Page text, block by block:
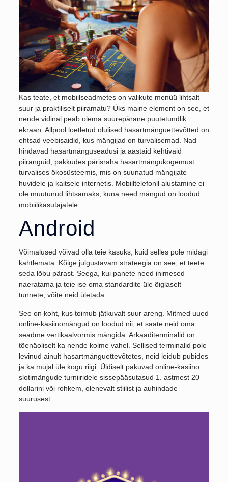
Kas teate, et mobiilseadmetes on valikute menüü lihtsalt
suur ja praktiliselt piiramatu? Üks maine element on see, et
nende vidinal peab olema suurepärane puutetundlik
ekraan. Allpool loetletud olulised hasartmänguettevõtted on
ehtsad veebisaidid, kus mängijad on turvalisemad. Nad
hindavad hasartmänguseadusi ja aastaid kehtivaid
piiranguid, pakkudes pärisraha hasartmängukogemust
turvalises ökosüsteemis, mis on suunatud mängijate
huvidele ja kaitsele internetis. Mobiiltelefonil alustamine ei
ole muutunud lihtsamaks, kuna need mängud on loodud
mobiilikasutajatele.
Android
Võimalused võivad olla teie kasuks, kuid selles pole midagi
kahtlemata. Kõige julgustavam strateegia on see, et teete
seda lõbu pärast. Seega, kui panete need inimesed
naeratama ja teie ise oma standardite üle õiglaselt
tunnete, võite neid ületada.
See on koht, kus toimub jätkuvalt suur areng. Mitmed uued
online-kasiinomängud on loodud nii, et saate neid oma
seadme vertikaalvormis mängida. Arkaaditerminalid on
tõenäoliselt ka nende kolme vahel. Sellised terminalid pole
levinud ainult hasartmänguettevõtetes, neid leidub pubides
ja ka mujal üle kogu riigi. Üldiselt pakuvad online-kasiino
slotimängude turniiridele sissepääsutasud 1. astmest 20
dollarini või rohkem, olenevalt stiilist ja auhindade
suurusest.